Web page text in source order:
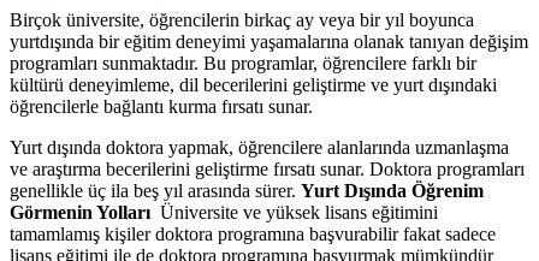
programları sunmaktadır. Bu programlar, öğrencilere farklı bir
kültürü deneyimleme, dil becerilerini geliştirme ve yurt dışındaki
öğrencilerle bağlantı kurma fırsatı sunar.
Yurt dışında doktora yapmak, öğrencilere alanlarında uzmanlaşma
genellikle üç ila beş yıl arasında sürer.Yurt Dışında Öğrenim
Görmenin YollarıÜniversite ve yüksek lisans eğitimini
tamamlamış kişiler doktora programına başvurabilir fakat sadece
lisans eğitimi ile de doktora programına başvurmak mümkündür
buna “bütünleşik doktora” denir.